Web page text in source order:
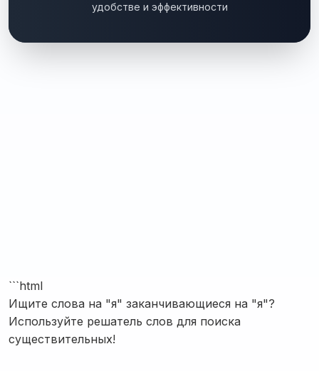
удобстве и эффективности
```html
Ищите слова на "я" заканчивающиеся на "я"?
Используйте решатель слов для поиска
существительных!